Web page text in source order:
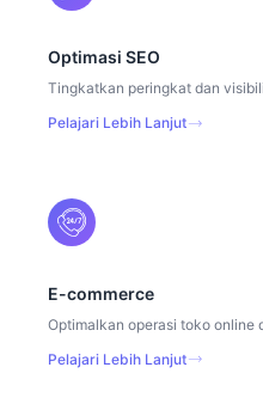
Optimasi SEO
Tingkatkan peringkat dan
Pelajari Lebih Lanjut
E-commerce
Optimalkan operasi toko online
Pelajari Lebih Lanjut